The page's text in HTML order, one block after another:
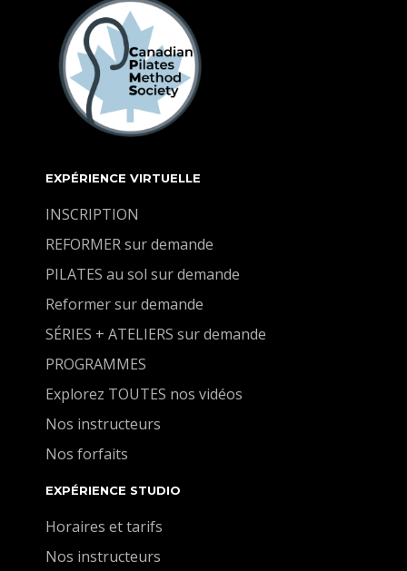
EXPÉRIENCE VIRTUELLE
INSCRIPTION
REFORMER sur demande
PILATES au sol sur demande
Reformer sur demande
SÉRIES + ATELIERS sur demande
PROGRAMMES
Explorez TOUTES nos vidéos
Nos instructeurs
Nos forfaits
EXPÉRIENCE STUDIO
Horaires et tarifs
Nos instructeurs